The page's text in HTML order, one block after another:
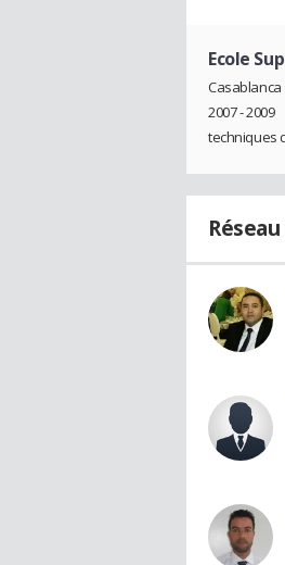
Ecole
Casablanca
2007 - 2009
techniques
Réseau